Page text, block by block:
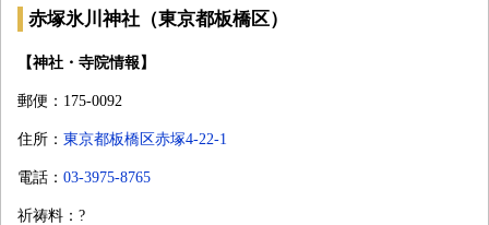
赤塚氷川神社（東京都板橋区）
【神社・寺院情報】
郵便：175-0092
住所： 東京都板橋区赤塚4-22-1
電話： 03-3975-8765
祈祷料：?